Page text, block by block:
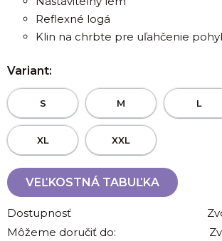
Reflexné logá
Klin na chrbte pre uľahčenie
Variant:
S M L
XL XXL
VEĽKOSTNÁ TABUĽKA
Dostupnosť
Môžeme doručiť do: